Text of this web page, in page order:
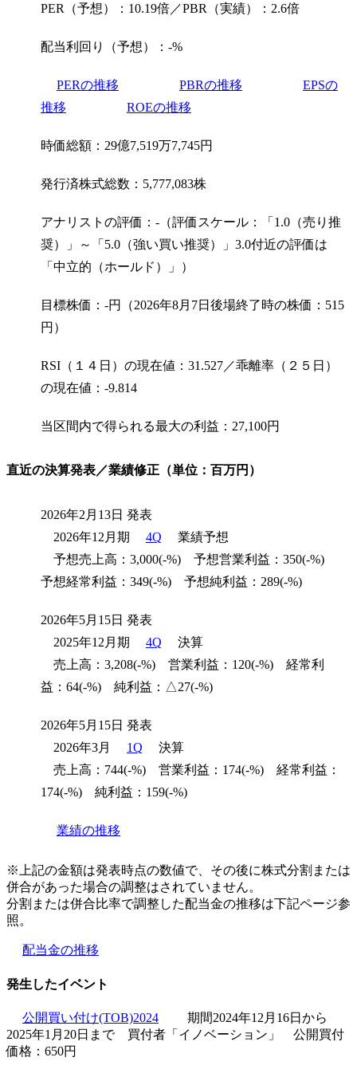
PER（予想）：10.19倍／PBR（実績）：2.6倍
配当利回り（予想）：-%
PERの推移 PBRの推移
EPSの
推移
ROEの推移
時価総額：29億7,519万7,745円
発行済株式総数：5,777,083株
アナリストの評価：-（評価スケール：「1.0（売り推
奨）」～「5.0（強い買い推奨）」3.0付近の評価は
「中立的（ホールド）」）
目標株価：-円（2026年8月7日後場終了時の株価：515
円）
RSI（１４日）の現在値：31.527／乖離率（２５日）
の現在値：-9.814
当区間内で得られる最大の利益：27,100円
直近の決算発表／業績修正（単位：百万円）
2026年2月13日 発表
2026年12月期
4Q
業績予想
予想売上高：3,000(-%) 予想営業利益：350(-%)
予想経常利益：349(-%) 予想純利益：289(-%)
2026年5月15日 発表
2025年12月期
4Q
決算
売上高：3,208(-%) 営業利益：120(-%) 経常利
益：64(-%) 純利益：△27(-%)
2026年5月15日 発表
2026年3月
1Q
決算
売上高：744(-%) 営業利益：174(-%) 経常利益：
174(-%) 純利益：159(-%)
業績の推移
※上記の金額は発表時点の数値で、その後に株式分割または
併合があった場合の調整はされていません。
分割または併合比率で調整した配当金の推移は下記ページ参
照。
配当金の推移
発生したイベント
公開買い付け(TOB)2024
期間2024年12月16日から
2025年1月20日まで 買付者「イノベーション」 公開買付
価格：650円